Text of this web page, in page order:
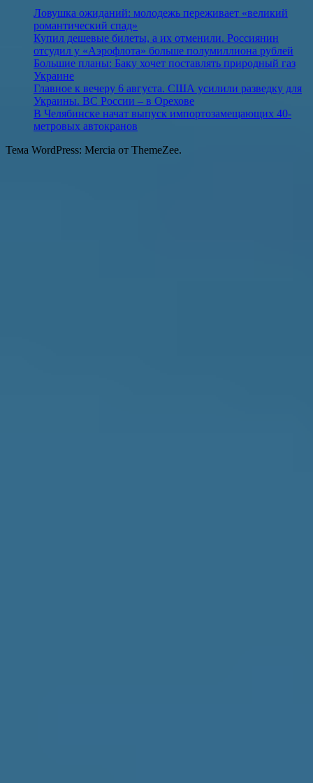
Ловушка ожиданий: молодежь переживает «великий
романтический спад»
Купил дешевые билеты, а их отменили. Россиянин
отсудил у «Аэрофлота» больше полумиллиона рублей
Большие планы: Баку хочет поставлять природный газ
Украине
Главное к вечеру 6 августа. США усилили разведку для
Украины. ВС России – в Орехове
В Челябинске начат выпуск импортозамещающих 40-
метровых автокранов
Тема WordPress: Mercia от ThemeZee.